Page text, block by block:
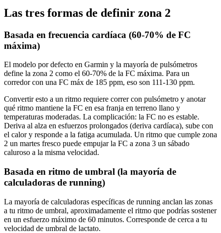
Las tres formas de definir zona 2
Basada en frecuencia cardíaca (60-70% de FC
máxima)
El modelo por defecto en Garmin y la mayoría de pulsómetros
define la zona 2 como el 60-70% de la FC máxima. Para un
corredor con una FC máx de 185 ppm, eso son 111-130 ppm.
Convertir esto a un ritmo requiere correr con pulsómetro y anotar
qué ritmo mantiene la FC en esa franja en terreno llano y
temperaturas moderadas. La complicación: la FC no es estable.
Deriva al alza en esfuerzos prolongados (deriva cardíaca), sube con
el calor y responde a la fatiga acumulada. Un ritmo que cumple zona
2 un martes fresco puede empujar la FC a zona 3 un sábado
caluroso a la misma velocidad.
Basada en ritmo de umbral (la mayoría de
calculadoras de running)
La mayoría de calculadoras específicas de running anclan las zonas
a tu ritmo de umbral, aproximadamente el ritmo que podrías sostener
en un esfuerzo máximo de 60 minutos. Corresponde de cerca a tu
velocidad de umbral de lactato.